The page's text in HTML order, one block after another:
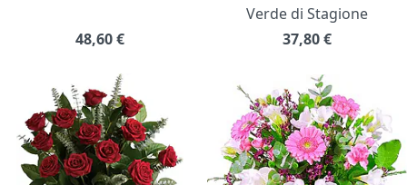
48,60€
Verde di Stagione
37,80€